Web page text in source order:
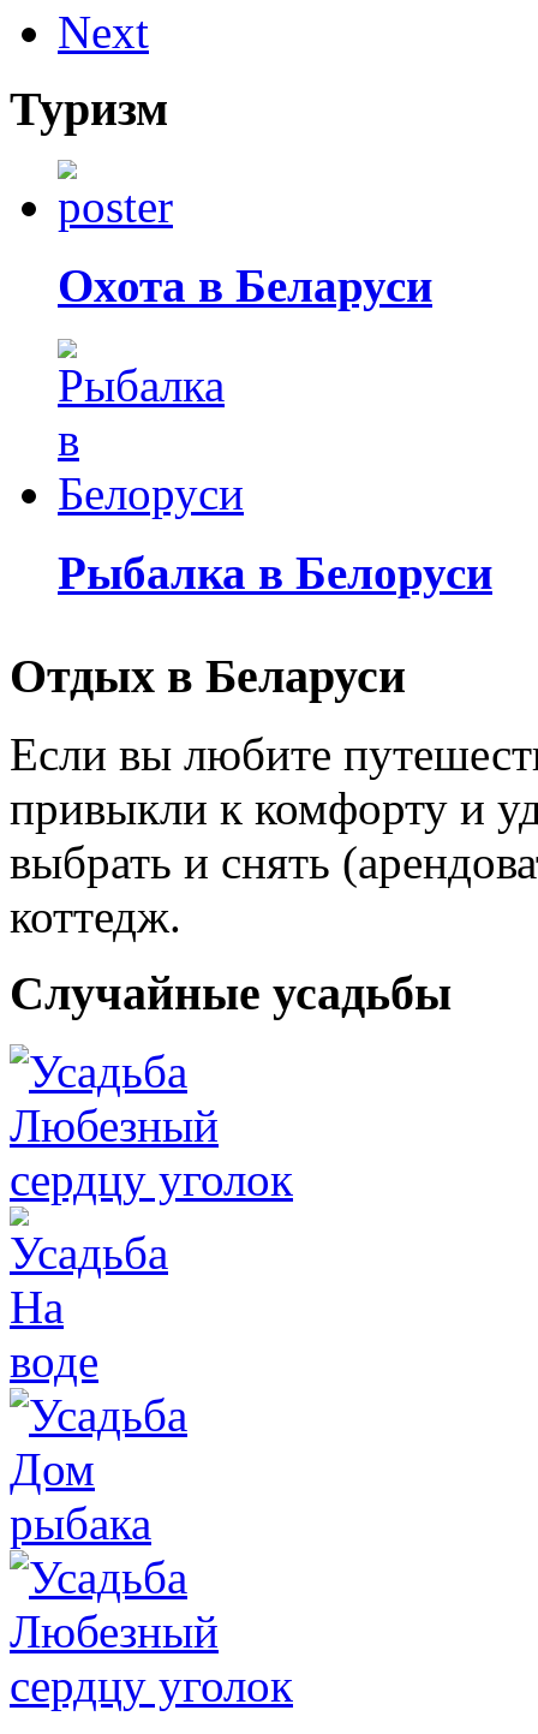
Next
Туризм
Охота в Беларуси
Рыбалка в Белоруси
Отдых в Беларуси
Если вы любите
привыкли к комфорту и
выбрать и снять
коттедж.
Случайные усадьбы